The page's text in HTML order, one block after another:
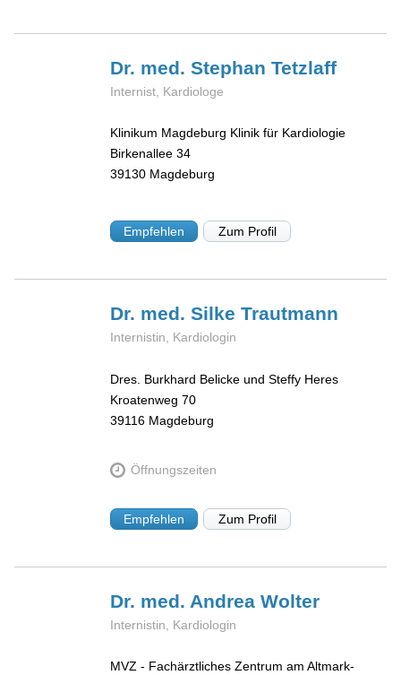
Dr. med. StephanTetzlaff
Internist, Kardiologe
Klinikum Magdeburg Klinik für Kardiologie
Birkenallee 34
39130 Magdeburg
Empfehlen Zum Profil
Dr. med. SilkeTrautmann
Internistin, Kardiologin
Dres. Burkhard Belicke und Steffy Heres
Kroatenweg 70
39116 Magdeburg
Öffnungszeiten
Empfehlen Zum Profil
Dr. med. AndreaWolter
Internistin, Kardiologin
MVZ - Fachärztliches Zentrum am Altmark-